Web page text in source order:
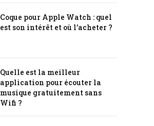
Coque pour Apple Watch : quel
est son intérêt et où l’acheter ?
Quelle est la meilleur
application pour écouter la
musique gratuitement sans
Wifi ?